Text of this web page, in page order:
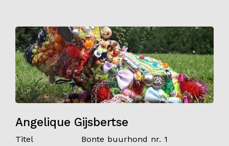
Angelique Gijsbertse
Titel
Bonte buurhond nr. 1